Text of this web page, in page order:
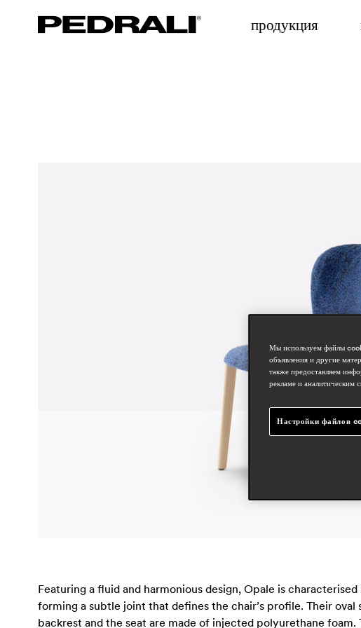
продукция
Featuring a fluid and harmonious design, Opale is
forming a subtle joint that defines the chair’s profile. Their
backrest and the seat are made of injected polyurethane
Мы используем файлы
объявления и другие
также предоставляем
рекламе и аналитическим
Настройки файлов